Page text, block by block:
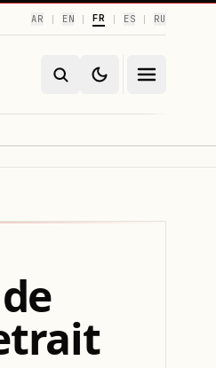
AR | EN | FR | ES | RU